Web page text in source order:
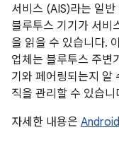
서비스 (AIS)라는 일
블루투스 기기가 서비
을 읽을 수 있습니다.
업체는 블루투스 주변
기와 페어링되는지 알
직을 관리할 수 있습니
자세한 내용은